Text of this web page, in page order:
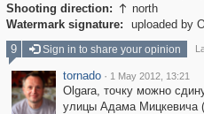
Shooting direction:  north
Watermark signature:
uploaded by
9 Sign in to share your opinion
tornado · 1 May 2012, 13:21
Olgara, точку можно
улицы Адама Мицкевича